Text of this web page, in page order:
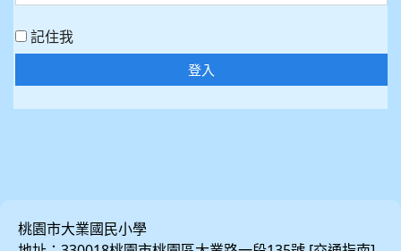
記住我
登入
桃園市大業國民小學